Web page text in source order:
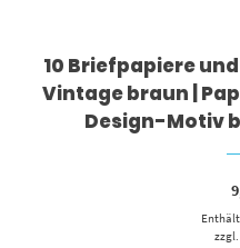
10 Briefpapiere
Vintage braun |
Design-Motiv
Enthält
zzgl.